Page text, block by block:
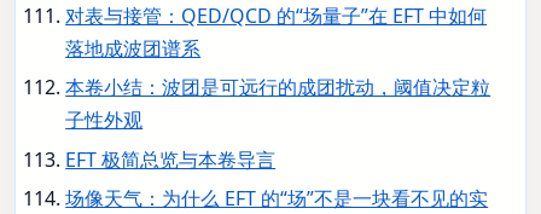
对表与接管：QED/QCD 的“场量子”在 EFT 中如何
落地成波团谱系
本卷小结：波团是可远行的成团扰动，阈值决定粒
子性外观
EFT 极简总览与本卷导言
场像天气：为什么 EFT 的“场”不是一块看不见的实